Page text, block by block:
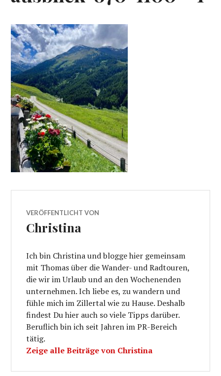
VERÖFFENTLICHT VON
Christina
Ich bin Christina und blogge hier gemeinsam
mit Thomas über die Wander- und Radtouren,
die wir im Urlaub und an den Wochenenden
unternehmen. Ich liebe es, zu wandern und
fühle mich im Zillertal wie zu Hause. Deshalb
findest Du hier auch so viele Tipps darüber.
Beruflich bin ich seit Jahren im PR-Bereich
tätig.
Zeige alle Beiträge von Christina